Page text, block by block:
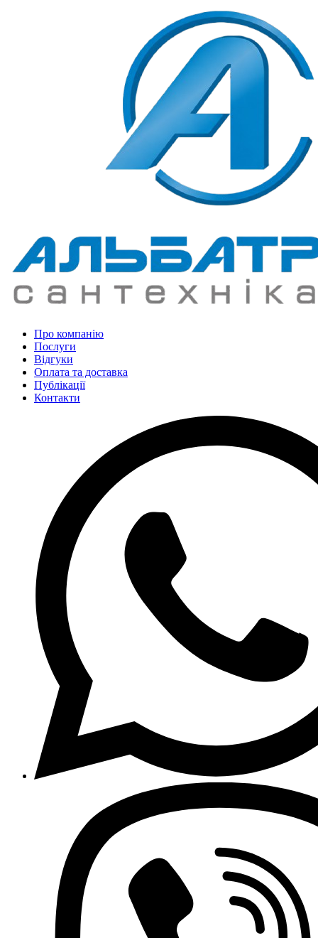
Про компанію
Послуги
Відгуки
Оплата та доставка
Публікації
Контакти